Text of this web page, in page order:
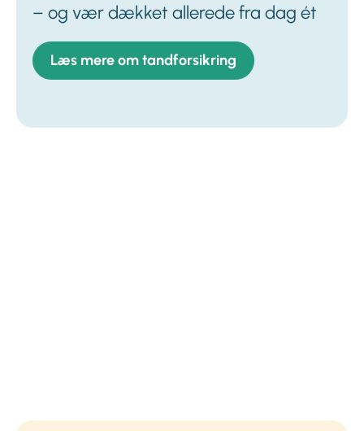
– og vær dækket allerede fra dag ét
Læs mere om tandforsikring